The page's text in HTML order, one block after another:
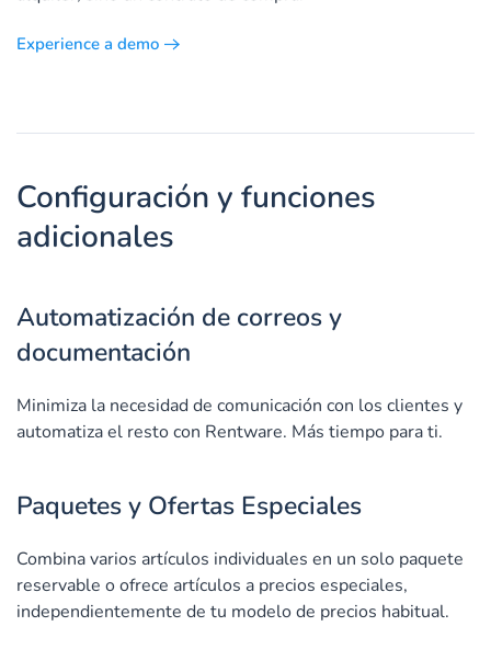
Experience a demo
Configuración y funciones
adicionales
Automatización de correos y
documentación
Minimiza la necesidad de comunicación con los clientes y
automatiza el resto con Rentware. Más tiempo para ti.
Paquetes y Ofertas Especiales
Combina varios artículos individuales en un solo paquete
reservable o ofrece artículos a precios especiales,
independientemente de tu modelo de precios habitual.